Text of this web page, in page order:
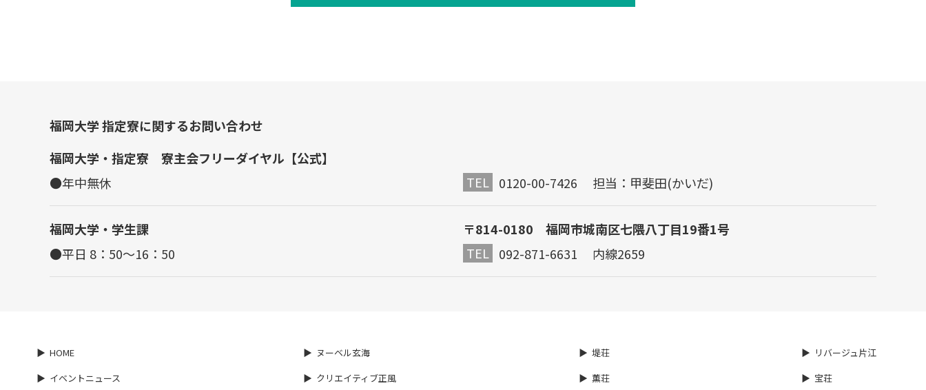
福岡大学 指定寮に関するお問い合わせ
福岡大学・指定寮 寮主会フリーダイヤル【公式】
●年中無休
TEL 0120-00-7426 担当：甲斐田(かいだ)
福岡大学・学生課
●平日 8：50～16：50
〒814-0180 福岡市城南区七隈八丁目19番1号
TEL 092-871-6631 内線2659
HOME
イベントニュース
ヌーベル玄海
クリエイティブ正風
堤荘
薫荘
リバージュ片江
宝荘